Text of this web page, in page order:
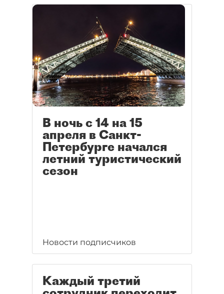
В ночь с 14 на 15
апреля в Санкт-
Петербурге начался
летний туристический
сезон
Новости подписчиков
Каждый третий